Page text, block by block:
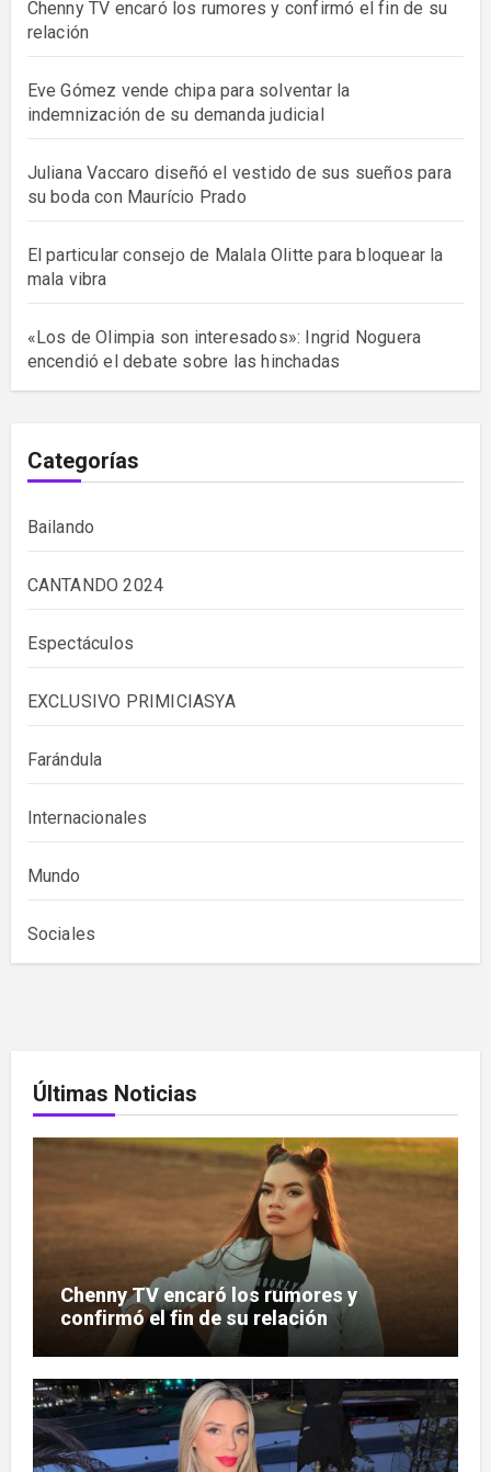
Chenny TV encaró los rumores y confirmó el fin de su
relación
Eve Gómez vende chipa para solventar la
indemnización de su demanda judicial
Juliana Vaccaro diseñó el vestido de sus sueños para
su boda con Maurício Prado
El particular consejo de Malala Olitte para bloquear la
mala vibra
«Los de Olimpia son interesados»: Ingrid Noguera
encendió el debate sobre las hinchadas
Categorías
Bailando
CANTANDO 2024
Espectáculos
EXCLUSIVO PRIMICIASYA
Farándula
Internacionales
Mundo
Sociales
Últimas Noticias
Chenny TV encaró los rumores y
confirmó el fin de su relación